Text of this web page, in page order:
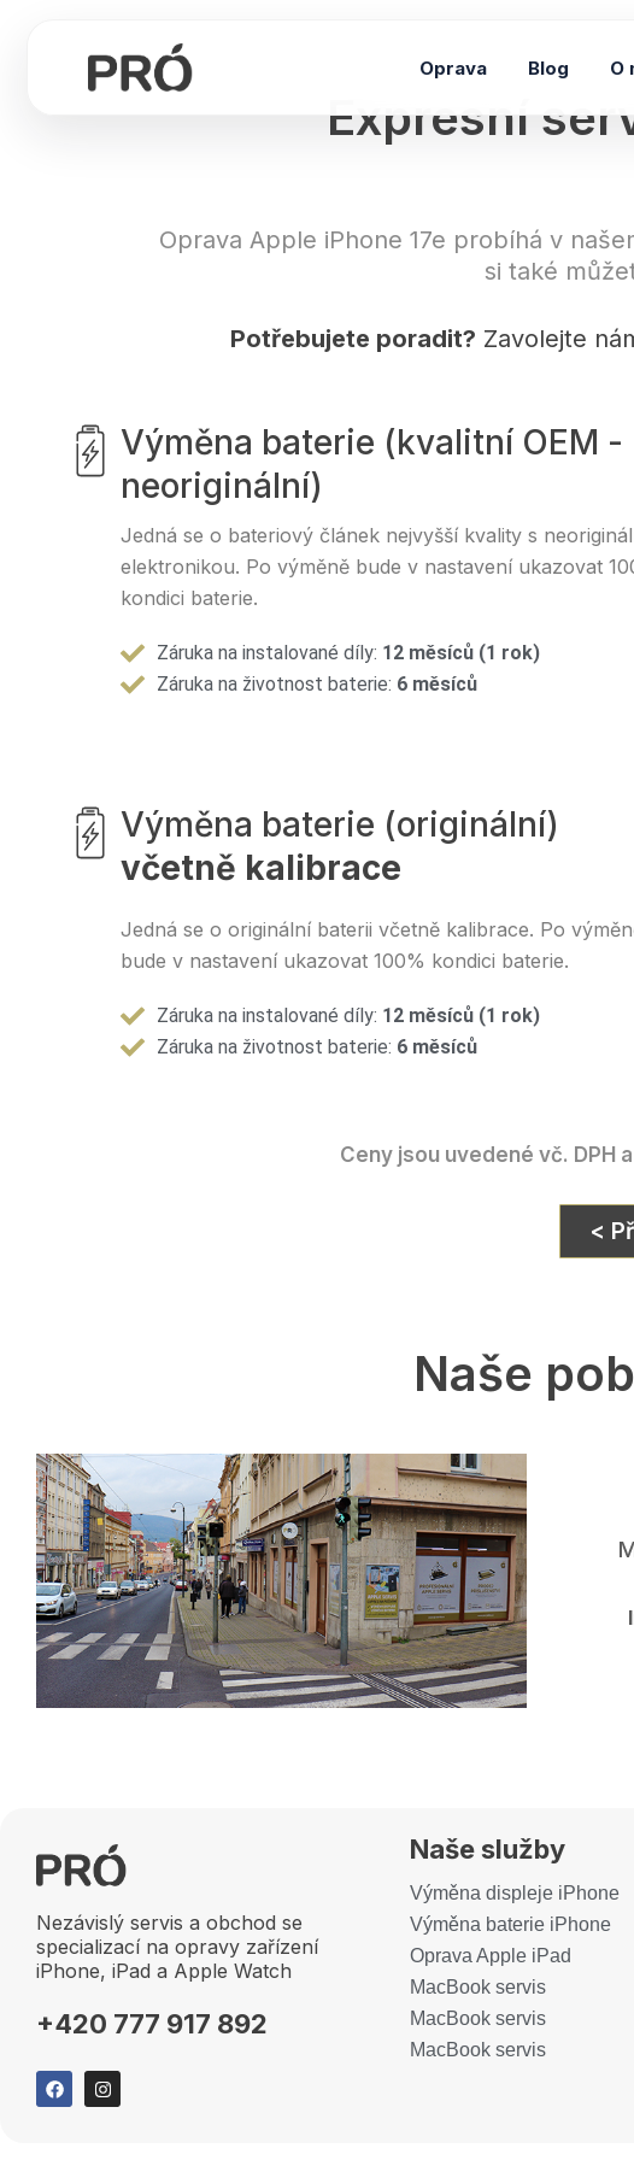
Oprava Blog O
Expresní
Oprava Apple iPhone 17e probíhá v
si také
Potřebujete poradit? Zavolejte
Výměna baterie (kvalitní OEM -
neoriginální)
Jedná se o bateriový článek nejvyšší kvality s
elektronikou. Po výměně bude v nastavení ukazovat
kondici baterie.
Záruka na instalované díly: 12 měsíců (1 rok)
Záruka na životnost baterie: 6 měsíců
Výměna baterie (originální)
včetně kalibrace
Jedná se o originální baterii včetně kalibrace. Po
bude v nastavení ukazovat 100% kondici baterie.
Záruka na instalované díly: 12 měsíců (1 rok)
Záruka na životnost baterie: 6 měsíců
Ceny jsou uvedené vč. DPH
<
Naše
Nezávislý servis a obchod se
specializací na opravy zařízení
iPhone, iPad a Apple Watch
+420 777 917 892
F
a
c
I
n
s
Naše služby
Výměna displeje iPhone
Výměna baterie iPhone
Oprava Apple iPad
MacBook servis
MacBook servis
MacBook servis